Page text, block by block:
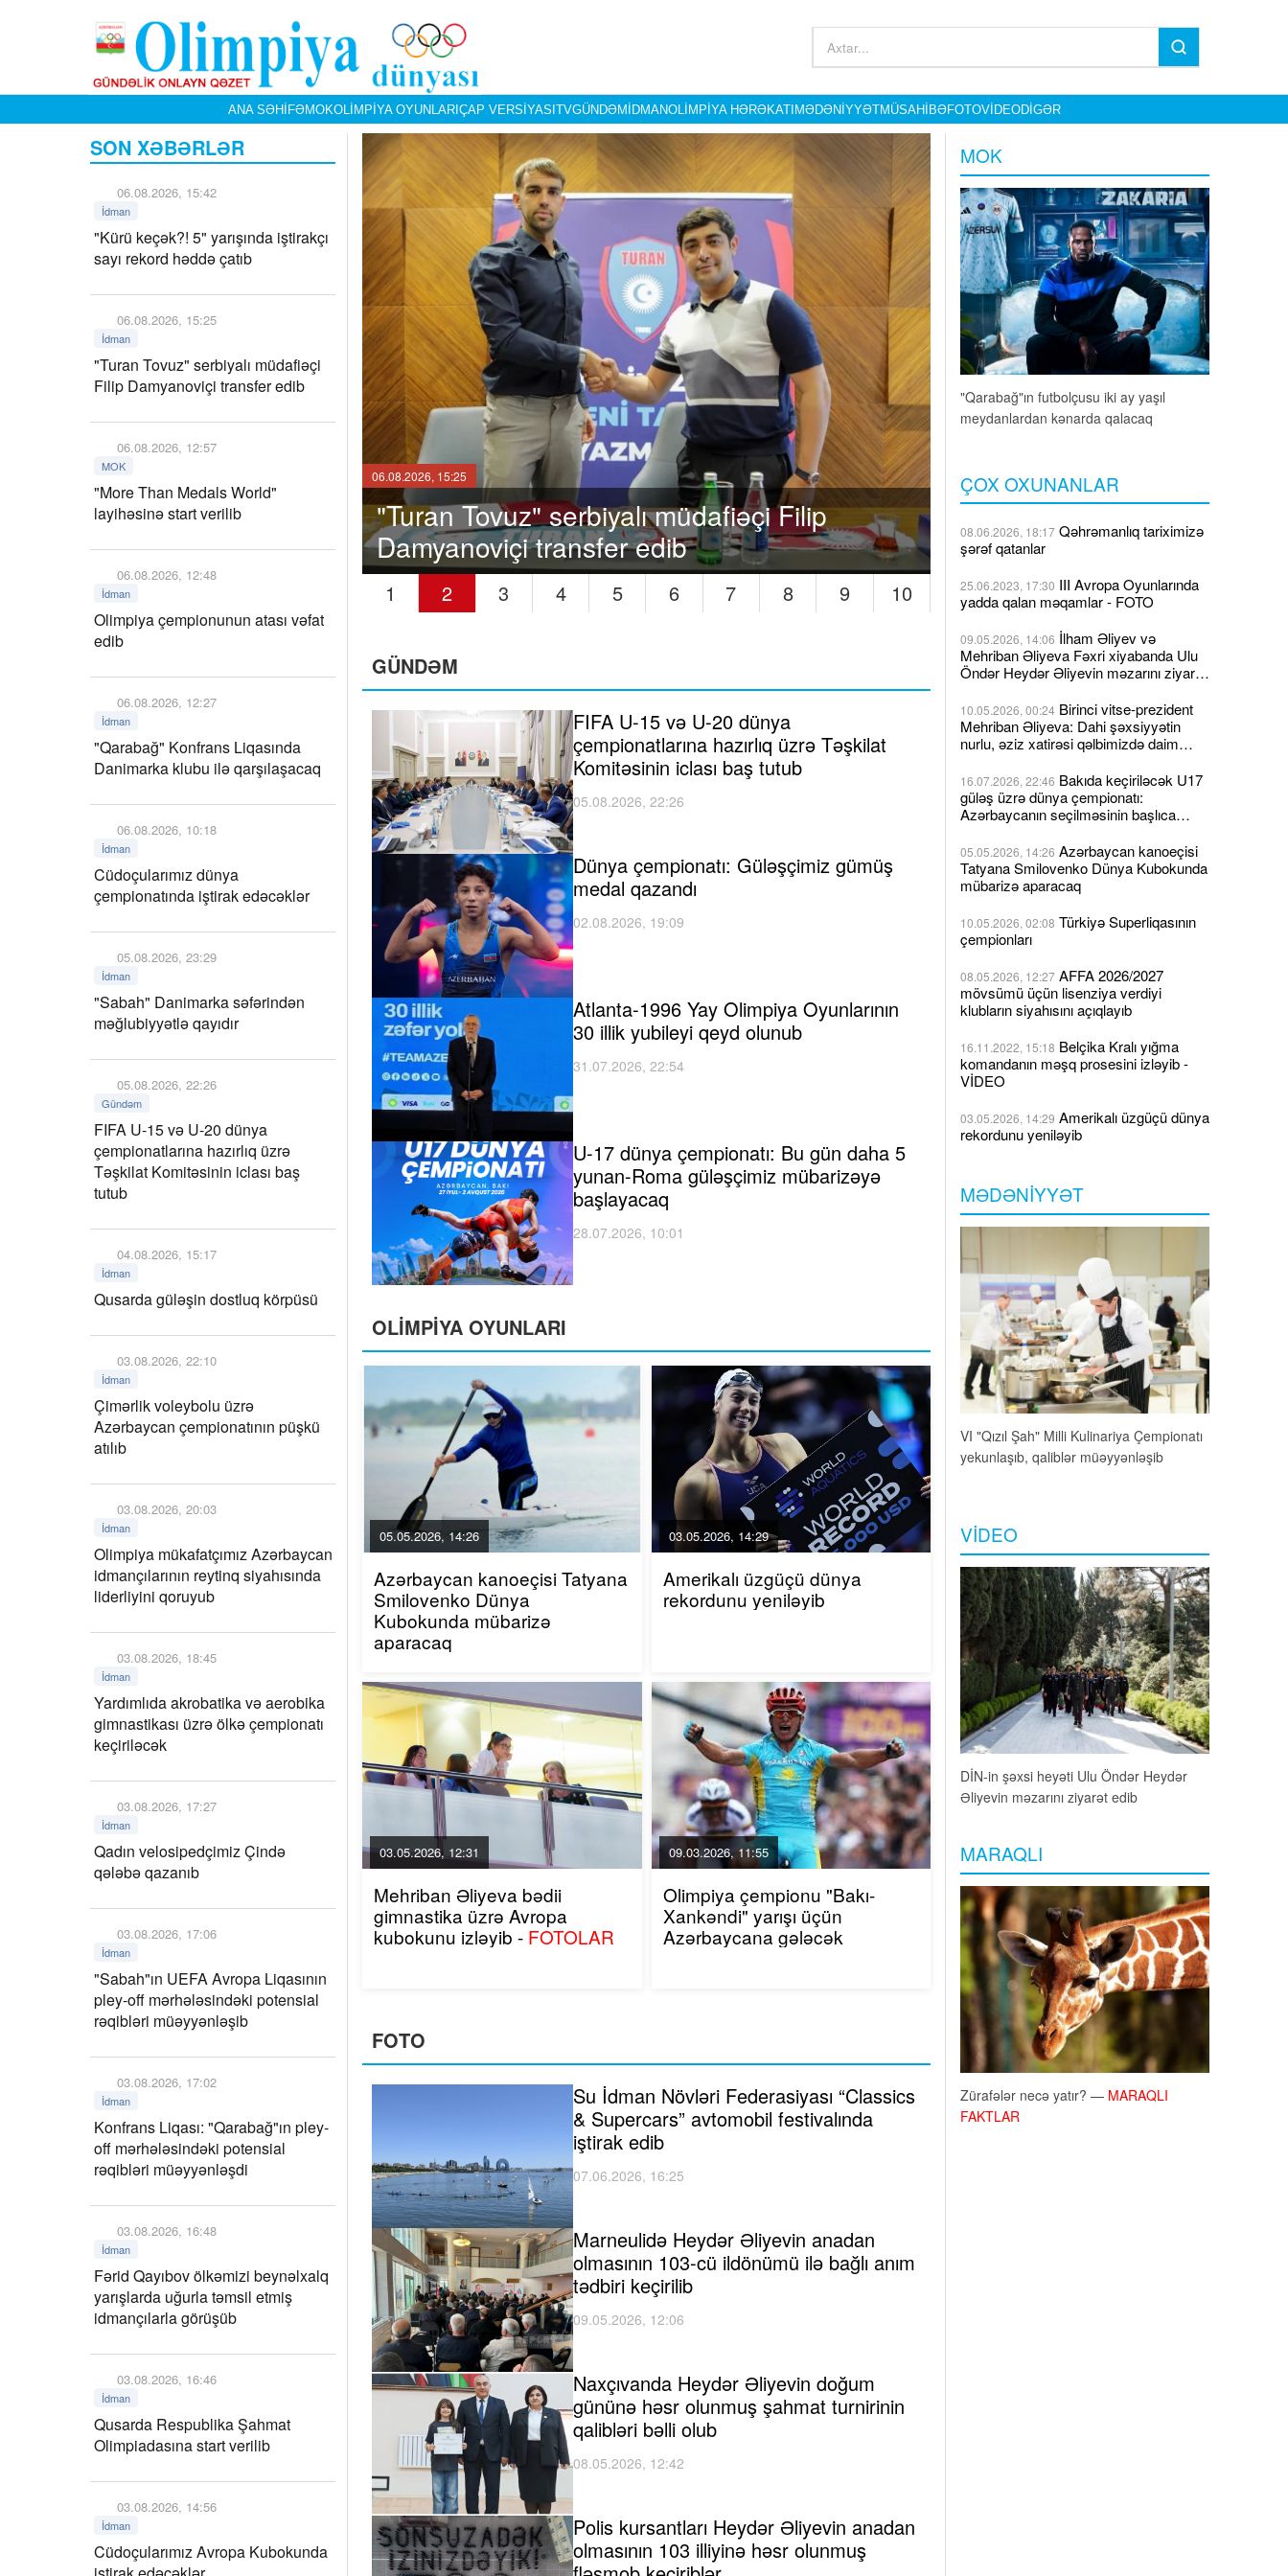
ANA SƏHIFƏMOKOLIMPIYA OYUNLARIÇAP VERSIYASITVGÜNDƏMİDMANOLIMPIYA HƏRƏKATIMƏDƏNIYYƏTMÜSAHIBƏFOTOVIDEODIGƏR
SON XƏBƏRLƏR
06.08.2026, 15:42
İdman
"Kürü keçək?! 5" yarışında iştirakçı
sayı rekord həddə çatıb
06.08.2026, 15:25
İdman
"Turan Tovuz" serbiyalı müdafiəçi
Filip Damyanoviçi transfer edib
06.08.2026, 12:57
MOK
"More Than Medals World"
layihəsinə start verilib
06.08.2026, 12:48
İdman
Olimpiya çempionunun atası vəfat
edib
06.08.2026, 12:27
İdman
"Qarabağ" Konfrans Liqasında
Danimarka klubu ilə qarşılaşacaq
06.08.2026, 10:18
İdman
Cüdoçularımız dünya
çempionatında iştirak edəcəklər
05.08.2026, 23:29
İdman
"Sabah" Danimarka səfərindən
məğlubiyyətlə qayıdır
05.08.2026, 22:26
Gündəm
FIFA U-15 və U-20 dünya
çempionatlarına hazırlıq üzrə
Təşkilat Komitəsinin iclası baş
tutub
04.08.2026, 15:17
İdman
Qusarda güləşin dostluq körpüsü
03.08.2026, 22:10
İdman
Çimərlik voleybolu üzrə
Azərbaycan çempionatının püşkü
atılıb
03.08.2026, 20:03
İdman
Olimpiya mükafatçımız Azərbaycan
idmançılarının reytinq siyahısında
liderliyini qoruyub
03.08.2026, 18:45
İdman
Yardımlıda akrobatika və aerobika
gimnastikası üzrə ölkə çempionatı
keçiriləcək
03.08.2026, 17:27
İdman
Qadın velosipedçimiz Çində
qələbə qazanıb
03.08.2026, 17:06
İdman
"Sabah"ın UEFA Avropa Liqasının
pley-off mərhələsindəki potensial
rəqibləri müəyyənləşib
03.08.2026, 17:02
İdman
Konfrans Liqası: "Qarabağ"ın pley-
off mərhələsindəki potensial
rəqibləri müəyyənləşdi
03.08.2026, 16:48
İdman
Fərid Qayıbov ölkəmizi beynəlxalq
yarışlarda uğurla təmsil etmiş
idmançılarla görüşüb
03.08.2026, 16:46
İdman
Qusarda Respublika Şahmat
Olimpiadasına start verilib
03.08.2026, 14:56
İdman
Cüdoçularımız Avropa Kubokunda
müdafiəçi Filip
edib
06.08.2026, 12:57
"More Than Medals World" layihəsinə start
verilib
06.08.2026, 12:27
"Qarabağ" Konfrans
klubu ilə qarşılaşacaq
1 2 3 4 5 6 7 8 9 10
GÜNDƏM
FIFA U-15 və U-20 dünya
çempionatlarına hazırlıq üzrə Təşkilat
Komitəsinin iclası baş tutub
05.08.2026, 22:26
Dünya çempionatı: Güləşçimiz gümüş
medal qazandı
02.08.2026, 19:09
Atlanta-1996 Yay Olimpiya Oyunlarının
30 illik yubileyi qeyd olunub
31.07.2026, 22:54
U-17 dünya çempionatı: Bu gün daha 5
yunan-Roma güləşçimiz mübarizəyə
başlayacaq
28.07.2026, 10:01
OLIMPIYA OYUNLARI
05.05.2026, 14:26
Azərbaycan kanoeçisi Tatyana
Smilovenko Dünya
Kubokunda mübarizə
aparacaq
03.05.2026, 14:29
Amerikalı üzgüçü dünya
rekordunu yeniləyib
03.05.2026, 12:31
Mehriban Əliyeva bədii
gimnastika üzrə Avropa
kubokunu izləyib - FOTOLAR
09.03.2026, 11:55
Olimpiya çempionu "Bakı-
Xankəndi" yarışı üçün
Azərbaycana gələcək
FOTO
Su İdman Növləri Federasiyası “Classics
& Supercars” avtomobil festivalında
iştirak edib
07.06.2026, 16:25
Marneulidə Heydər Əliyevin anadan
olmasının 103-cü ildönümü ilə bağlı anım
tədbiri keçirilib
09.05.2026, 12:06
Naxçıvanda Heydər Əliyevin doğum
gününə həsr olunmuş şahmat turnirinin
qalibləri bəlli olub
08.05.2026, 12:42
Polis kursantları Heydər Əliyevin anadan
olmasının 103 illiyinə həsr olunmuş
MOK
"More Than Medals World" layihəsinə
start verilib
"Qarabağ"ın futbolçusu iki ay yaşıl
meydanlardan kənarda qalacaq
Atlanta-1996 Yay Olimpiya Oyunlarının
30 illiyinə həsr olunmuş kitab işıq üzü
ÇOX OXUNANLAR
08.06.2026, 18:17
şərəf qatanlar
25.06.2023, 17:30
yadda qalan məqamlar - FOTO
09.05.2026, 14:06
Mehriban Əliyeva Fəxri xiyabanda Ulu
Öndər Heydər Əliyevin məzarını ziyarət
10.05.2026, 00:24
Mehriban Əliyeva: Dahi şəxsiyyətin
nurlu, əziz xatirəsi qəlbimizdə daim
16.07.2026, 22:46
güləş üzrə dünya çempionatı:
Azərbaycanın seçilməsinin başlıca
05.05.2026, 14:26
Tatyana Smilovenko Dünya Kubokunda
mübarizə aparacaq
10.05.2026, 02:08
çempionları
08.05.2026, 12:27
mövsümü üçün lisenziya verdiyi
klubların siyahısını açıqlayıb
16.11.2022, 15:18
komandanın məşq prosesini izləyib -
VİDEO
03.05.2026, 14:29
rekordunu yeniləyib
MƏDƏNIYYƏT
Polad Bülbüloğlu: Heydər Əliyev həmişə
Azərbaycanın gənc mədəniyyət
xadimlərini dəstəkləyirdi
VI "Qızıl Şah" Milli Kulinariya Çempionatı
yekunlaşıb, qaliblər müəyyənləşib
"Ölümün verdiyi həyat" bədii filminin qala
gecəsi keçirilib -FOTOLAR
VIDEO
DİN-in şəxsi heyəti Ulu Öndər Heydər
Əliyevin məzarını ziyarət edib
MARAQLI
İnsan gecə yatmasa nə olar? - Maraqlı
fakt